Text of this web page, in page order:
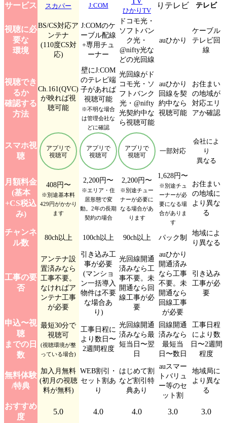
サービス
スカパー J:COM
ひかりTV
テレビ
視聴に必
要な
環境
BS/CS対応ア
ンテナ
(110度CS対
応)
J:COMのケ
ーブル配線
+専用チュ
ーナー
ドコモ光・
ソフトバン
ク光・
@nifty光な
どの光回線
auひかり
ケーブル
テレビ回
線
視聴でき
るか
確認する
方法
Ch.161(QVC)
が映れば視
聴可能
壁にJ:COM
のテレビ端
子があれば
視聴可能
※不明な場合
は管理会社な
どに確認
光回線がド
コモ光・ソ
フトバンク
光・@nifty
光契約中な
ら視聴可能
auひかり
回線を契
約中なら
視聴可能
お住まい
の地域が
対応エリ
アか確認
スマホ視
聴
アプリで
視聴可
アプリで
視聴可
アプリで
視聴可
一部対応
会社によ
り
異なる
月額料金
(基本
+CS税込
み)
408円〜
※別途基本料
429円がかかり
ます
2,200円〜
※エリア・住
居形態で変
動。2年の長期
契約の場合
2,200円〜
※別途チュー
ナーが必要に
なる場合があ
ります
1,628円〜
※別途チュ
ーナーが必
要になる場
合がありま
す
お住まい
の地域に
より異な
る
チャンネ
ル数
80ch以上 100ch以上 90ch以上 パック制
地域によ
り異なる
工事の要
否
アンテナ設
置済みなら
工事不要。
なければア
ンテナ工事
が必要
引き込み工
事が必要
(マンショ
ン一括導入
物件は不要
な場合あ
り)
光回線開通
済みなら工
事不要。未
開通なら回
線工事が必
要
auひかり
開通済み
なら工事
不要。未
開通なら
回線工事
が必要
引き込み
工事が必
要
申込〜視
聴
までの日
数
最短30分で
視聴可
(視聴環境が整
っている場合)
工事日程に
より数日〜
2週間程度
光回線開通
済みなら最
短当日〜翌
日
回線開通
済みなら
最短当
日〜数日
工事日程
により数
日〜2週間
程度
無料体験
/特典
加入月無料
(初月の視聴
料が無料)
WEB割引・
セット割あ
り
はじめて割
など割引特
典あり
auスマー
トバリュ
ー等のセ
ット割
地域局に
より異な
る
おすすめ
度
5.0 4.0 4.0 3.0 3.0